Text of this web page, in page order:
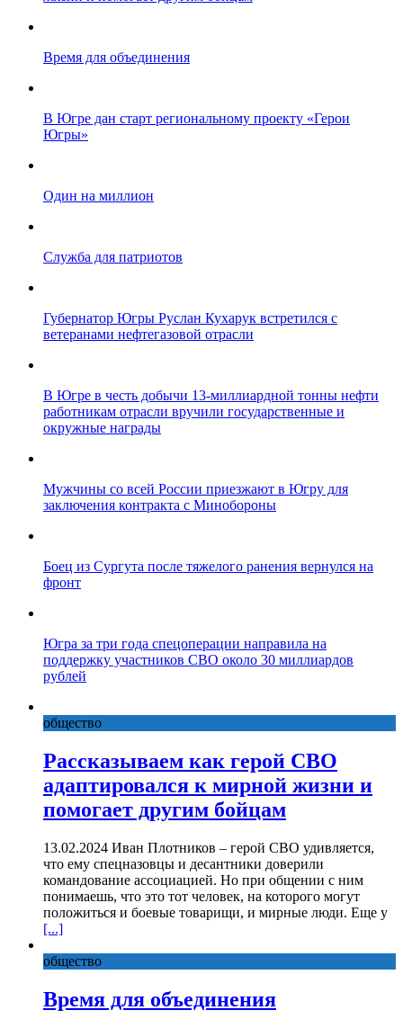
Время для объединения
В Югре дан старт региональному проекту «Герои
Югры»
Один на миллион
Служба для патриотов
Губернатор Югры Руслан Кухарук встретился с
ветеранами нефтегазовой отрасли
В Югре в честь добычи 13-миллиардной тонны нефти
работникам отрасли вручили государственные и
окружные награды
Мужчины со всей России приезжают в Югру для
заключения контракта с Минобороны
Боец из Сургута после тяжелого ранения вернулся на
фронт
Югра за три года спецоперации направила на
поддержку участников СВО около 30 миллиардов
рублей
общество
Рассказываем как герой СВО
адаптировался к мирной жизни и
помогает другим бойцам
13.02.2024 Иван Плотников – герой СВО удивляется,
что ему спецназовцы и десантники доверили
командование ассоциацией. Но при общении с ним
понимаешь, что это тот человек, на которого могут
положиться и боевые товарищи, и мирные люди. Еще у
[...]
общество
Время для объединения